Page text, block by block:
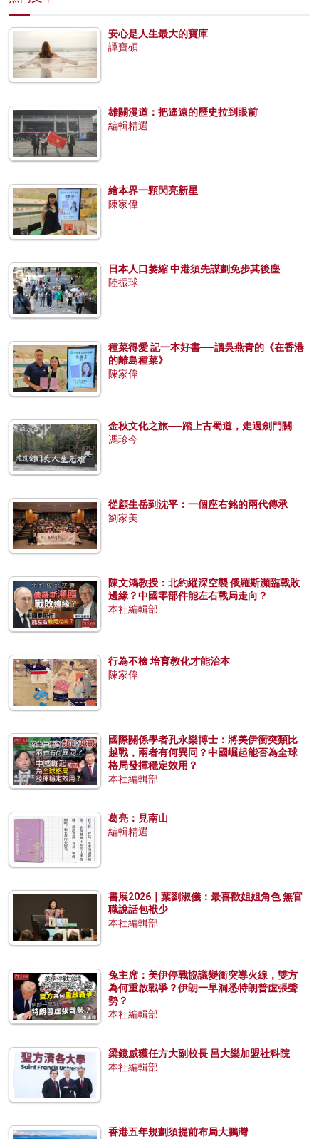
安心是人生最大的寶庫
譚寶碩
雄關漫道：把遙遠的歷史拉到眼前
編輯精選
繪本界一顆閃亮新星
陳家偉
日本人口萎縮 中港須先謀劃免步其後塵
陸振球
種菜得愛 記一本好書──讀吳燕青的《在香港
的離島種菜》
陳家偉
金秋文化之旅──踏上古蜀道，走過劍門關
馮珍今
從顧生岳到沈平：一個座右銘的兩代傳承
劉家美
陳文鴻教授：北約縱深空襲 俄羅斯瀕臨戰敗
邊緣？中國零部件能左右戰局走向？
本社編輯部
行為不檢 培育教化才能治本
陳家偉
國際關係學者孔永樂博士：將美伊衝突類比
越戰，兩者有何異同？中國崛起能否為全球
格局發揮穩定效用？
本社編輯部
葛亮：見南山
編輯精選
書展2026｜葉劉淑儀：最喜歡姐姐角色 無官
職說話包袱少
本社編輯部
兔主席：美伊停戰協議變衝突導火線，雙方
為何重啟戰爭？伊朗一早洞悉特朗普虛張聲
勢？
本社編輯部
梁鏡威獲任方大副校長 呂大樂加盟社科院
本社編輯部
香港五年規劃須提前布局大鵬灣